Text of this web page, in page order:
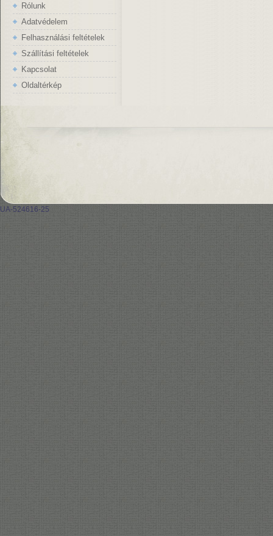
Rólunk
Adatvédelem
Felhasználási feltételek
Szállítási feltételek
Kapcsolat
Oldaltérkép
UA-524616-25